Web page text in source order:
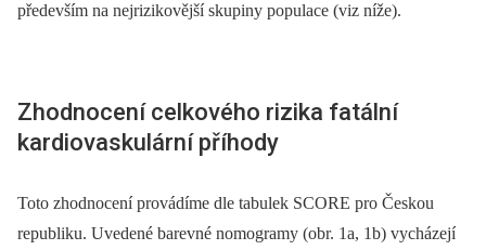
především na nejrizikovější skupiny populace (viz níže).
Zhodnocení celkového rizika fatální
kardiovaskulární příhody
Toto zhodnocení provádíme dle tabulek SCORE pro Českou
republiku. Uvedené barevné nomogramy (obr. 1a, 1b) vycházejí